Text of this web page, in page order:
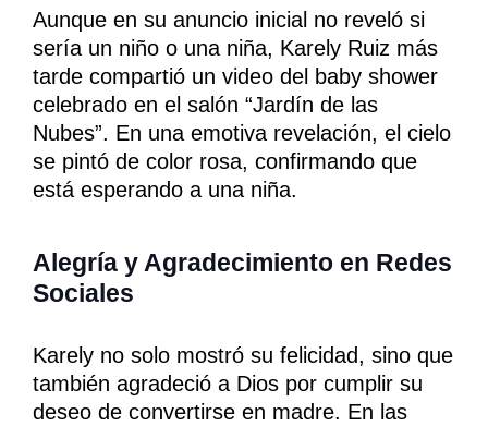
Aunque en su anuncio inicial no reveló si
sería un niño o una niña, Karely Ruiz más
tarde compartió un video del baby shower
celebrado en el salón “Jardín de las
Nubes”. En una emotiva revelación, el cielo
se pintó de color rosa, confirmando que
está esperando a una niña.
Alegría y Agradecimiento en Redes
Sociales
Karely no solo mostró su felicidad, sino que
también agradeció a Dios por cumplir su
deseo de convertirse en madre. En las